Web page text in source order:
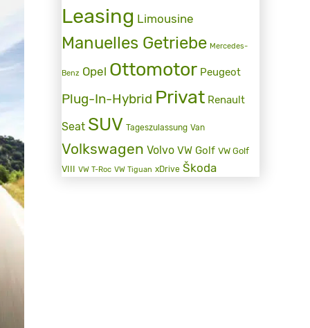
Leasing Limousine
Manuelles Getriebe Mercedes-
Benz Opel Ottomotor Peugeot
Plug-In-Hybrid Privat Renault
Seat SUV Tageszulassung Van
Volkswagen Volvo VW Golf VW Golf
VIII VW T-Roc VW Tiguan xDrive Škoda